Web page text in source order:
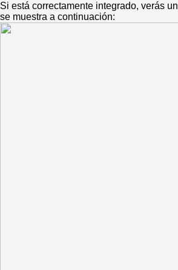
Si está correctamente integrado, verás un
se muestra a continuación: